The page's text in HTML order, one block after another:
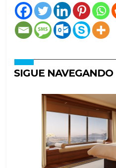
SIGUE NAVEGANDO